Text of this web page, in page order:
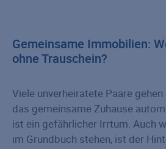
Gemeinsame Immobilien:
ohne Trauschein?
Viele unverheiratete Paare
das gemeinsame Zuhause
ist ein gefährlicher Irrtum. Auch
im Grundbuch stehen, ist der